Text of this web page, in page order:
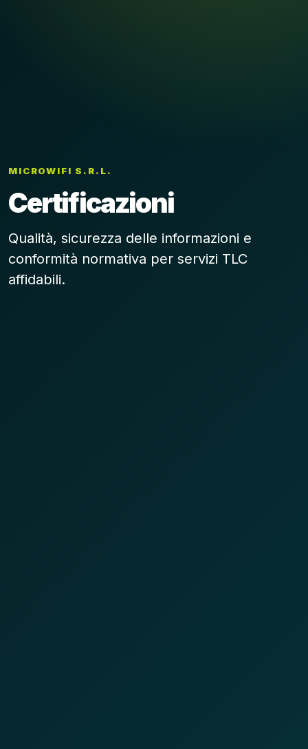
MICROWIFI S.R.L.
Certificazioni
Qualità, sicurezza delle informazioni e
conformità normativa per servizi TLC
affidabili.